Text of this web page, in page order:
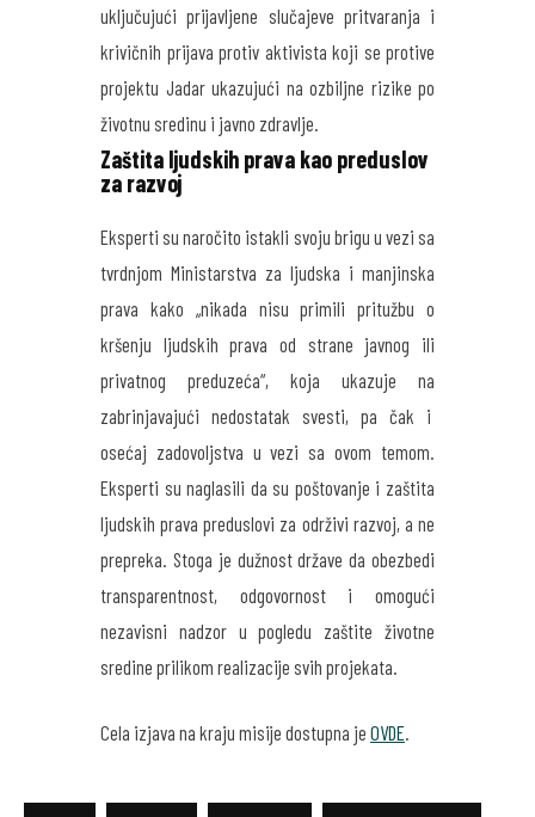
uključujući prijavljene slučajeve pritvaranja i
krivičnih prijava protiv aktivista koji se protive
projektu Jadar ukazujući na ozbiljne rizike po
životnu sredinu i javno zdravlje.
Zaštita ljudskih prava kao preduslov
za razvoj
Eksperti su naročito istakli svoju brigu u vezi sa
tvrdnjom Ministarstva za ljudska i manjinska
prava kako „nikada nisu primili pritužbu o
kršenju ljudskih prava od strane javnog ili
privatnog preduzeća“, koja ukazuje na
zabrinjavajući nedostatak svesti, pa čak i
osećaj zadovoljstva u vezi sa ovom temom.
Eksperti su naglasili da su poštovanje i zaštita
ljudskih prava preduslovi za održivi razvoj, a ne
prepreka. Stoga je dužnost države da obezbedi
transparentnost, odgovornost i omogući
nezavisni nadzor u pogledu zaštite životne
sredine prilikom realizacije svih projekata.
Cela izjava na kraju misije dostupna je OVDE